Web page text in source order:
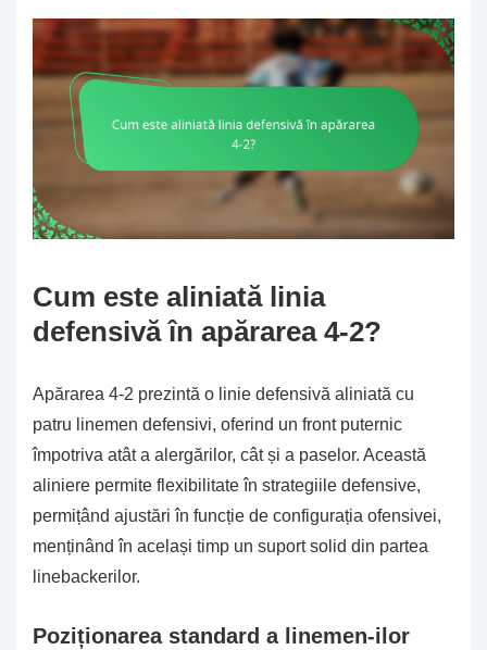
Cum este aliniată linia
defensivă în apărarea 4-2?
Apărarea 4-2 prezintă o linie defensivă aliniată cu
patru linemen defensivi, oferind un front puternic
împotriva atât a alergărilor, cât și a paselor. Această
aliniere permite flexibilitate în strategiile defensive,
permițând ajustări în funcție de configurația ofensivei,
menținând în același timp un suport solid din partea
linebackerilor.
Poziționarea standard a linemen-ilor